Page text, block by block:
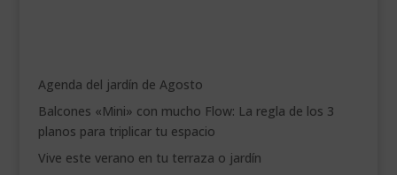
Agenda del jardín de Agosto
Balcones «Mini» con mucho Flow: La regla de los 3
planos para triplicar tu espacio
Vive este verano en tu terraza o jardín